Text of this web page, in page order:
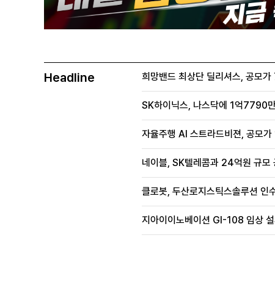
Headline 희망밴드 최상단 딜리셔스, 공모
SK하이닉스, 나스닥에 1억7790
자율주행 AI 스트라드비젼, 공모
네이블, SK텔레콤과 24억원 규모
클로봇, 두산로지스틱스솔루션 인
지아이이노베이션 GI-108 임상